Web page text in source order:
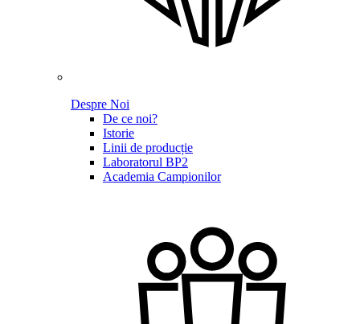
Despre Noi
De ce noi?
Istorie
Linii de producție
Laboratorul BP2
Academia Campionilor